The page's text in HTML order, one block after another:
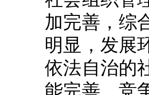
加完善，综
明显，发展
依法自治的
能完善、竞